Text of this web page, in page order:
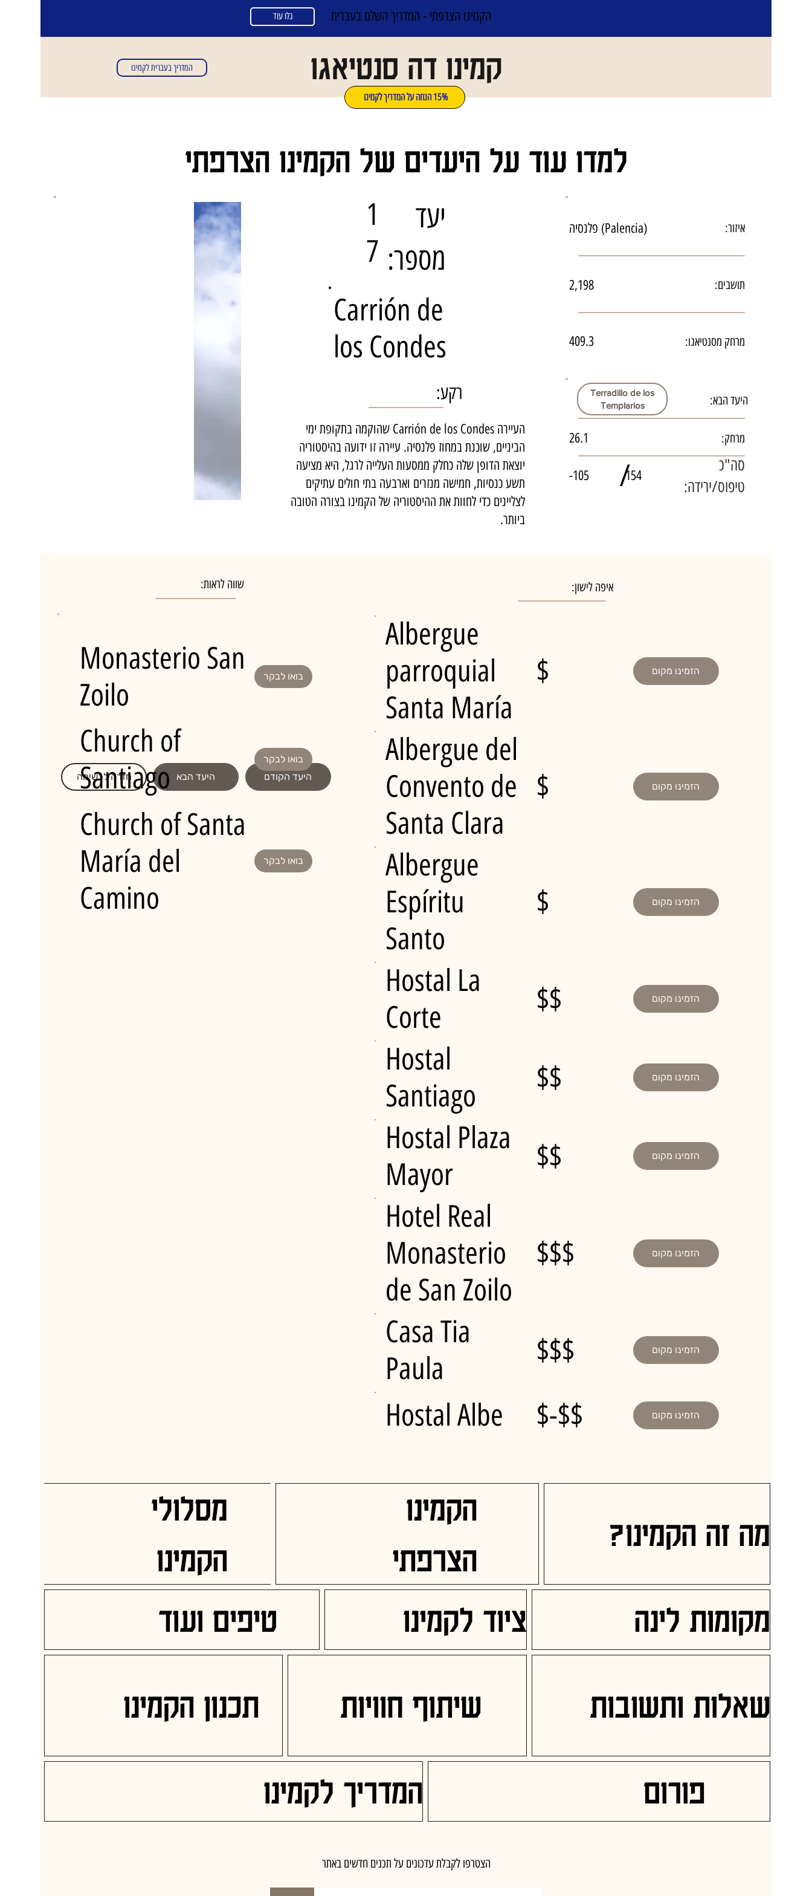
המדריך בעברית לקמינו קמינו דה סנטיאגו
15% הנחה על המדריך לקמינו
העיירה Carrión de los Condes שהוקמה בתקופת ימי
הביניים, שוכנת במחוז פלנסיה. עיירה זו ידועה בהיסטוריה
יוצאת הדופן שלה כחלק ממסעות העלייה לרגל, היא מציעה
תשע כנסיות, חמישה מנזרים וארבעה בתי חולים עתיקים
לצליינים כדי לחוות את ההיסטוריה של הקמינו בצורה הטובה
ביותר.
רקע:
Carrión de
los Condes
1
7
יעד
מספר:
-105 /154
סה"כ
טיפוס/ירידה:
26.1 מרחק:
Terradillo de los
Templarios
היעד הבא:
409.3 מרחק מסנטיאגו:
2,198 תושבים:
פלנסיה (Palencia) איזור:
חזרה לרשימה היעד הבא היעד הקודם
Monasterio San
Zoilo
בואו לבקר
Church of
Santiago
בואו לבקר
Church of Santa
María del
Camino
בואו לבקר
שווה לראות:
Albergue
parroquial
Santa María
$ הזמינו מקום
Albergue del
Convento de
Santa Clara
$ הזמינו מקום
Albergue
Espíritu
Santo
$ הזמינו מקום
Hostal La
Corte
$$ הזמינו מקום
Hostal
Santiago
$$ הזמינו מקום
Hostal Plaza
Mayor
$$ הזמינו מקום
Hotel Real
Monasterio
de San Zoilo
$$$ הזמינו מקום
Casa Tia
Paula
$$$ הזמינו מקום
Hostal Albe $-$$ הזמינו מקום
איפה לישון:
למדו עוד על היעדים של הקמינו הצרפתי
גלו עוד הקמינו הצרפתי - המדריך השלם בעברית
מה זה הקמינו?
הקמינו
הצרפתי
מסלולי
הקמינו
מקומות לינה
ציוד לקמינו טיפים ועוד
שאלות ותשובות שיתוף חוויות תכנון הקמינו
המדריך לקמינו פורום
הצטרפו לקבלת עדכונים על תכנים חדשים באתר